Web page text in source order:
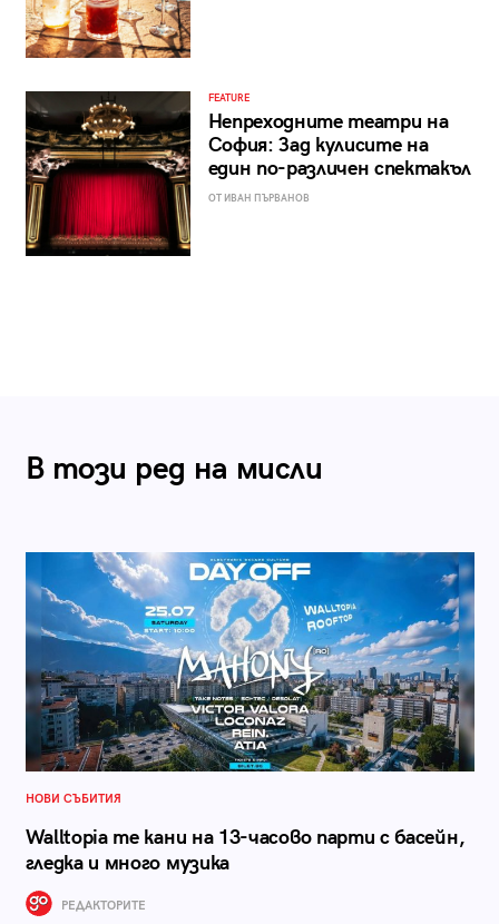
FEATURE
Непреходните театри на
София: Зад кулисите на
един по-различен спектакъл
ОТ ИВАН ПЪРВАНОВ
В този ред на мисли
НОВИ СЪБИТИЯ
Walltopia те кани на 13-часово парти с басейн,
гледка и много музика
РЕДАКТОРИТЕ